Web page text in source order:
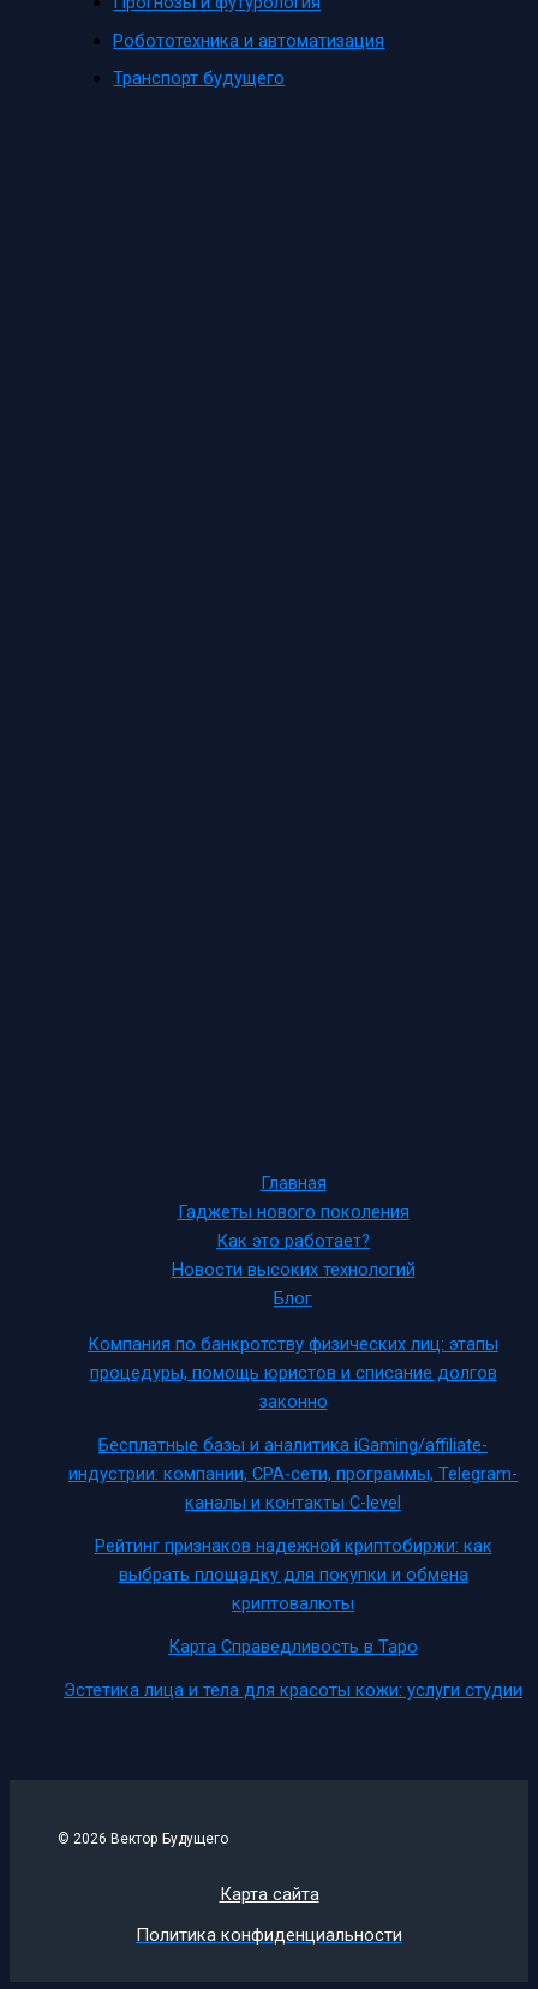
Робототехника и автоматизация
Транспорт будущего
Главная
Гаджеты нового поколения
Как это работает?
Новости высоких технологий
Блог
Компания по банкротству физических лиц: этапы
процедуры, помощь юристов и списание долгов
законно
Бесплатные базы и аналитика iGaming/affiliate-
индустрии: компании, CPA-сети, программы, Telegram-
каналы и контакты C-level
Рейтинг признаков надежной криптобиржи: как
выбрать площадку для покупки и обмена
криптовалюты
Карта Справедливость в Таро
Эстетика лица и тела для красоты кожи: услуги студии
© 2026 Вектор Будущего
Карта сайта
Политика конфиденциальности